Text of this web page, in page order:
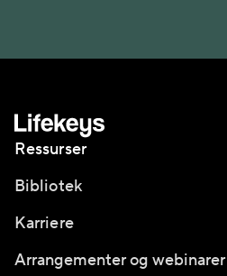
Ressurser
Bibliotek
Karriere
Arrangementer og webinarer